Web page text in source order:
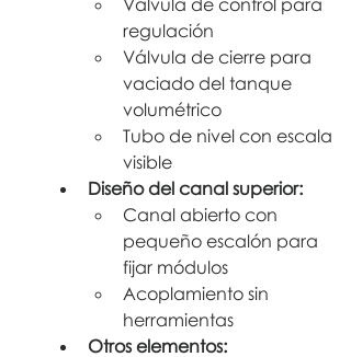
Válvula de control para
regulación
Válvula de cierre para
vaciado del tanque
volumétrico
Tubo de nivel con escala
visible
Diseño del canal superior:
Canal abierto con
pequeño escalón para
fijar módulos
Acoplamiento sin
herramientas
Otros elementos: